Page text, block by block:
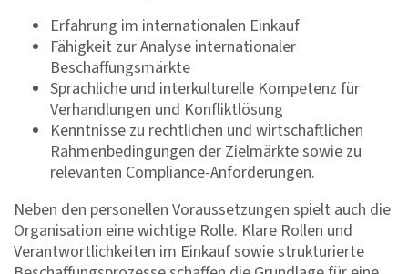
Erfahrung im internationalen Einkauf
Fähigkeit zur Analyse internationaler
Beschaffungsmärkte
Sprachliche und interkulturelle Kompetenz für
Verhandlungen und Konfliktlösung
Kenntnisse zu rechtlichen und wirtschaftlichen
Rahmenbedingungen der Zielmärkte sowie zu
relevanten Compliance-Anforderungen.
Neben den personellen Voraussetzungen spielt auch die
Organisation eine wichtige Rolle. Klare Rollen und
Verantwortlichkeiten im Einkauf sowie strukturierte